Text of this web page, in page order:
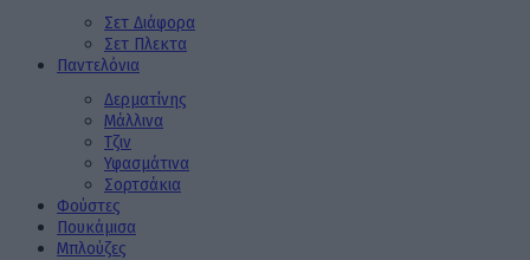
Σετ Διάφορα
Σετ Πλεκτα
Παντελόνια
Δερματίνης
Μάλλινα
Τζιν
Υφασμάτινα
Σορτσάκια
Φούστες
Πουκάμισα
Μπλούζες